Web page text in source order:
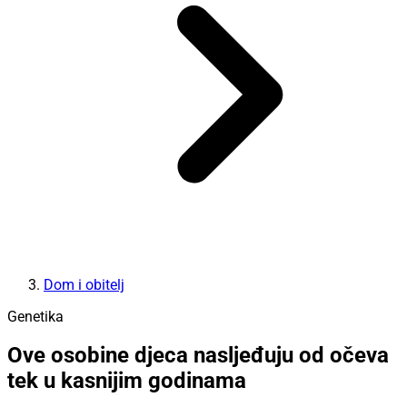
Dom i obitelj
Genetika
Ove osobine djeca nasljeđuju od očeva
tek u kasnijim godinama